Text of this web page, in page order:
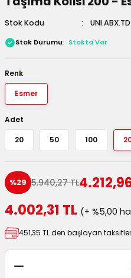
Kutuları
Kutuları
Masura Kapaklı
Stok Kodu
Stok Durumu Stokta Var
Renk
Esmer
Adet
20 50 100
%29 5.940,27 TL
4.002,31 TL (+ %5,00
451,35 TL den başlayan